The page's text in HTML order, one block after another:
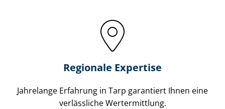
Regionale Expertise
Jahrelange Erfahrung in Tarp garantiert Ihnen eine
verlässliche Wertermittlung.